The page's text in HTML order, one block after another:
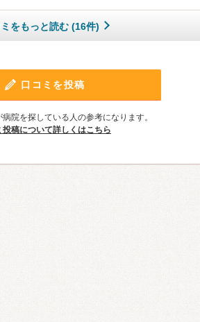
をもっと読む (16件)
口コミを投稿
院を探している人の参考になります。
投稿について詳しくはこちら